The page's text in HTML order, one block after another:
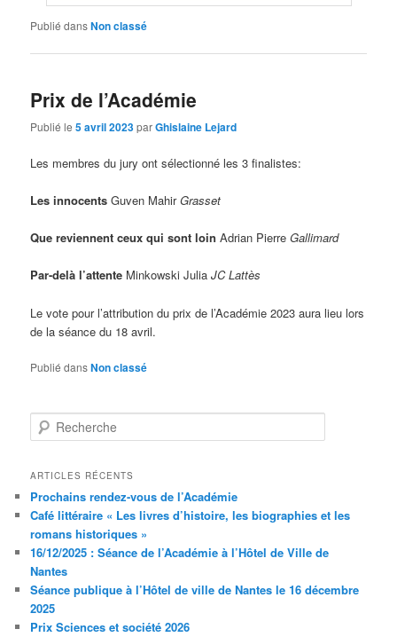
Publié dansNon classé
Prix de l’Académie
Publié le5 avril 2023parGhislaine Lejard
Les membres du jury ont sélectionné les 3 finalistes:
Les innocents Guven MahirGrasset
Que reviennent ceux qui sont loin Adrian PierreGallimard
Par-delà l’attente Minkowski JuliaJC Lattès
Le vote pour l’attribution du prix de l’Académie 2023 aura lieu lors
de la séance du 18 avril.
Publié dansNon classé
e
h
r
c
h
e
ARTICLES RÉCENTS
Prochains rendez-vous de l’Académie
Café littéraire « Les livres d’histoire, les biographies et les
romans historiques »
16/12/2025 : Séance de l’Académie à l’Hôtel de Ville de
Nantes
Séance publique à l’Hôtel de ville de Nantes le 16 décembre
2025
Prix Sciences et société 2026